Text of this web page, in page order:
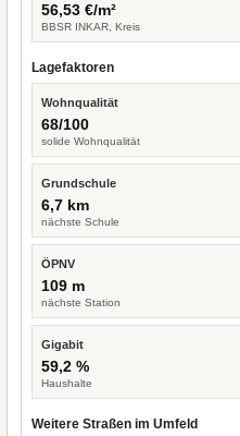
56,53 €/m²
BBSR INKAR, Kreis
Lagefaktoren
Wohnqualität
68/100
solide Wohnqualität
Grundschule
6,7 km
nächste Schule
ÖPNV
109 m
nächste Station
Gigabit
59,2 %
Haushalte
Weitere Straßen im Umfeld